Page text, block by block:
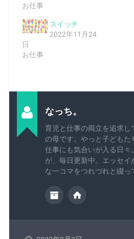
お仕事
スイッチ
2022年11月24
日
お仕事
なっち。
育児と仕事の両立を追求し
の母です。やっと子どもた
仕事にも気合いが入る日々
が、毎日更新中。エッセイ
な一コマをつれづれと綴っ